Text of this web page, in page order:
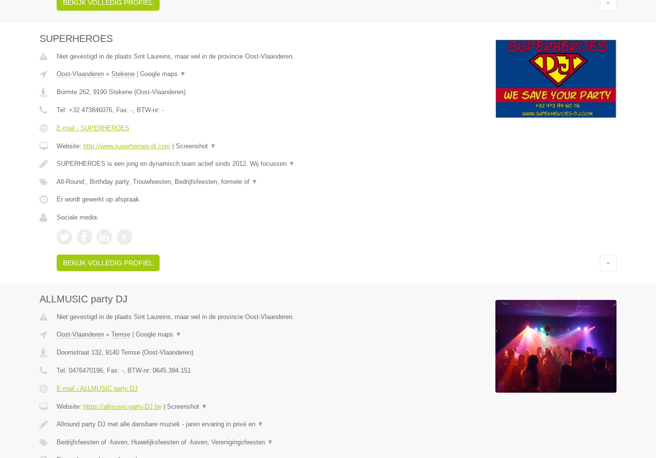
BEKIJK VOLLEDIG PROFIEL
SUPERHEROES
Niet gevestigd in de plaats Sint Laureins, maar wel in de provincie Oost-Vlaanderen.
Oost-Vlaanderen» Stekene| Google maps ▼
Bormte 262, 9190 Stekene(Oost-Vlaanderen)
Tel: +32 473846076, Fax: -, BTW-nr: -
E-mail › SUPERHEROES
Website: http://www.superheroes-dj.com Screenshot ▼
SUPERHEROES is een jong en dynamisch team actief sinds 2012. Wij focussen ▼
All-Round:, Birthday party, Trouwfeesten, Bedrijfsfeesten, formele of ▼
Er wordt gewerkt op afspraak.
Sociale media:
BEKIJK VOLLEDIG PROFIEL
ALLMUSIC party DJ
Niet gevestigd in de plaats Sint Laureins, maar wel in de provincie Oost-Vlaanderen.
Oost-Vlaanderen» Temse| Google maps ▼
Doornstraat 132, 9140 Temse(Oost-Vlaanderen)
Tel: 0476470196, Fax: -, BTW-nr: 0645.394.151
E-mail › ALLMUSIC party DJ
Website: https://allmusic-party-DJ.be| Screenshot ▼
Allround party DJ met alle dansbare muziek - jaren ervaring in privé en ▼
Bedrijfsfeesten of -fuiven, Huwelijksfeesten of -fuiven, Verenigingsfeesten ▼